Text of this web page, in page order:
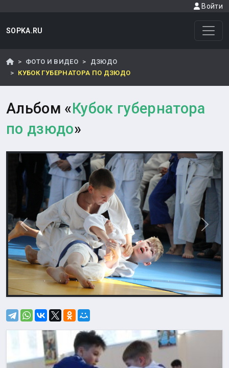
Войти
SOPKA.RU
ФОТО И ВИДЕО
ДЗЮДО
КУБОК ГУБЕРНАТОРА ПО ДЗЮДО
Альбом «Кубок губернатора
по дзюдо»
Назад